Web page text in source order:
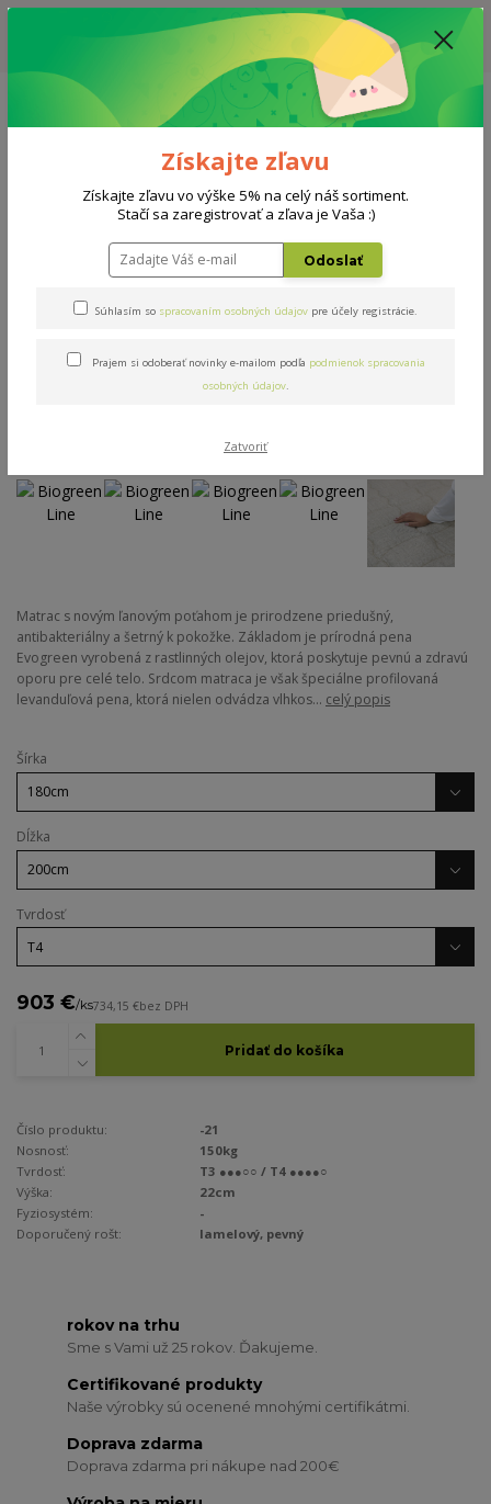
ZĽAVA: VŠETKY VYSTAVENÉ POSTELE ZA 400€ - CENA MATRACU A ROŠTU
PODĽA VÝBERU / DODACIA LEHOTA JE AKTUÁLNE 10-15 PRACOVNÝCH
Menu
0908 777 700 Po-So: 10-18 hod.
0
Matrace Biogreen Line
Biogreen Line
Novinka
Matrac s novým ľanovým poťahom je prirodzene priedušný,
antibakteriálny a šetrný k pokožke. Základom je prírodná pena
Evogreen vyrobená z rastlinných olejov, ktorá poskytuje pevnú a zdravú
oporu pre celé telo. Srdcom matraca je však špeciálne profilovaná
levanduľová pena, ktorá nielen odvádza vlhkos... celý popis
Šírka
Dĺžka
Tvrdosť
903 €/ks734,15 €bez DPH
Pridať do košíka
Číslo produktu:
-21
Nosnosť:
150kg
Tvrdosť:
T3 ●●●○○ / T4 ●●●●○
Výška:
22cm
Fyziosystém:
-
Doporučený rošt:
lamelový, pevný
rokov na trhu
Sme s Vami už 25 rokov. Ďakujeme.
Certifikované produkty
Naše výrobky sú ocenené mnohými certifikátmi.
Doprava zdarma
Doprava zdarma pri nákupe nad 200€
Získajte zľavu
Získajte zľavu vo výške 5% na celý náš sortiment.
Stačí sa zaregistrovať a zľava je Vaša :)
Odoslať
Súhlasím so spracovaním osobných údajov pre účely registrácie.
Prajem si odoberať novinky e-mailom podľa podmienok spracovania
osobných údajov.
Zatvoriť